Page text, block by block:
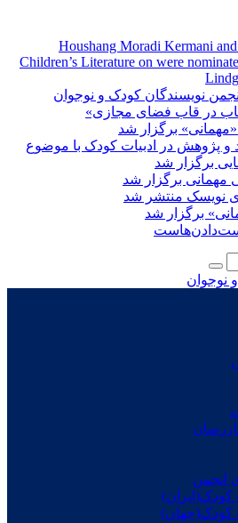
Houshang Moradi Kermani
Children’s Literature on were
نویسندگان کودک و نوجوان
در قاب فضای مجازی»
برگزار شد
پژوهش در ادبیات کودک با موضوع
برگزار شد
برگزار شد
نویسک منتشر شد
برگزار شد
انجمن
کودک(ایران)
کودک(جهان)